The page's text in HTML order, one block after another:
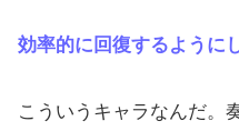
効率的に回復するように
こういうキャラなんだ。